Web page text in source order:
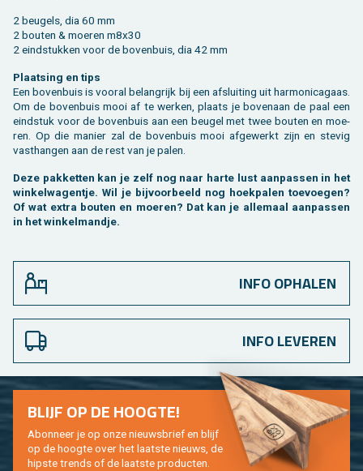
2 beu­gels, dia 60 mm
2 bou­ten & moe­ren m8x30
2 eind­stuk­ken voor de bo­ven­buis, dia 42 mm
Plaat­sing en tips
Een bo­ven­buis is voor­al be­lang­rijk bij een af­slui­ting uit har­mo­ni­ca­gaas.
Om de bo­ven­buis mooi af te wer­ken, plaats je bo­ven­aan de paal een
eind­stuk voor de bo­ven­buis aan een beu­gel met twee bou­ten en moe­
ren. Op die ma­nier zal de bo­ven­buis mooi af­ge­werkt zijn en ste­vig
vast­han­gen aan de rest van je palen.
Deze pak­ket­ten kan je zelf nog naar harte lust aan­pas­sen in het
win­kel­wa­gen­tje. Wil je bij­voor­beeld nog hoek­pa­len toe­voe­gen?
Of wat extra bou­ten en moe­ren? Dat kan je al­le­maal aan­pas­sen
in het win­kel­mand­je.
INFO OPHALEN
INFO LEVEREN
BLIJF OP DE HOOG­TE!
Abon­neer je op onze nieuws­brief en blijf
op de hoog­te over het laat­ste nieuws, de
hip­s­te trends of de laat­ste pro­duc­ten.